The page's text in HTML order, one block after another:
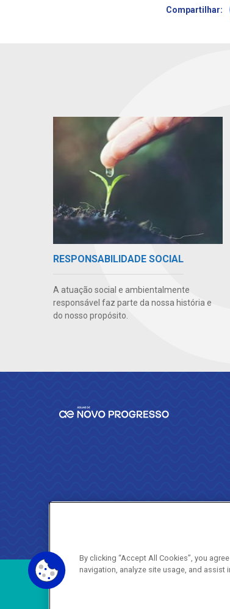
Compartilhar:
RESPONSABILIDADE SOCIAL
A atuação social e ambientalmente
responsável faz parte da nossa história e
do nosso propósito.
By clicking “Accept All Cookies”, you
navigation, analyze site usage, and assist